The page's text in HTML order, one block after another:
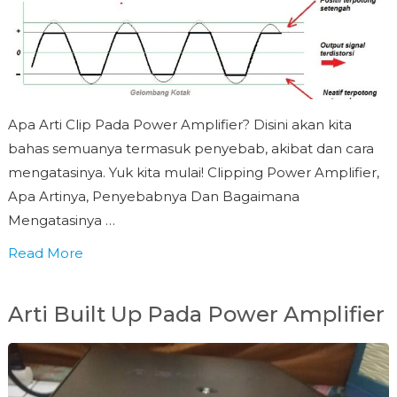
Apa Arti Clip Pada Power Amplifier? Disini akan kita
bahas semuanya termasuk penyebab, akibat dan cara
mengatasinya. Yuk kita mulai! Clipping Power Amplifier,
Apa Artinya, Penyebabnya Dan Bagaimana
Mengatasinya …
Read More
Arti Built Up Pada Power Amplifier